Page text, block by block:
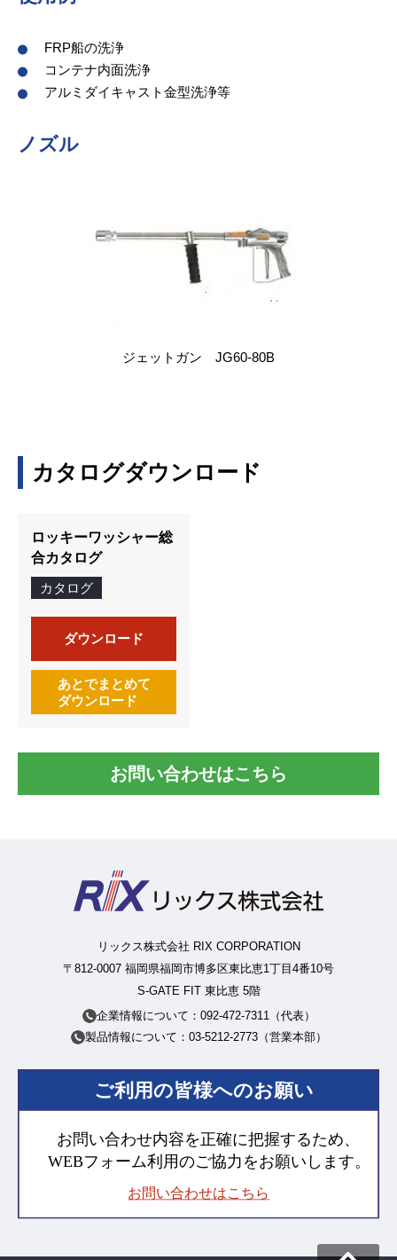
FRP船の洗浄
コンテナ内面洗浄
アルミダイキャスト金型洗浄等
ノズル
ジェットガン JG60-80B
カタログダウンロード
ロッキーワッシャー総
合カタログ
カタログ
ダウンロード
あとでまとめて
ダウンロード
お問い合わせはこちら
リックス株式会社 RIX CORPORATION
〒812-0007 福岡県福岡市博多区東比恵1丁目4番10号
S-GATE FIT 東比恵 5階
企業情報について：092-472-7311（代表）
製品情報について：03-5212-2773（営業本部）